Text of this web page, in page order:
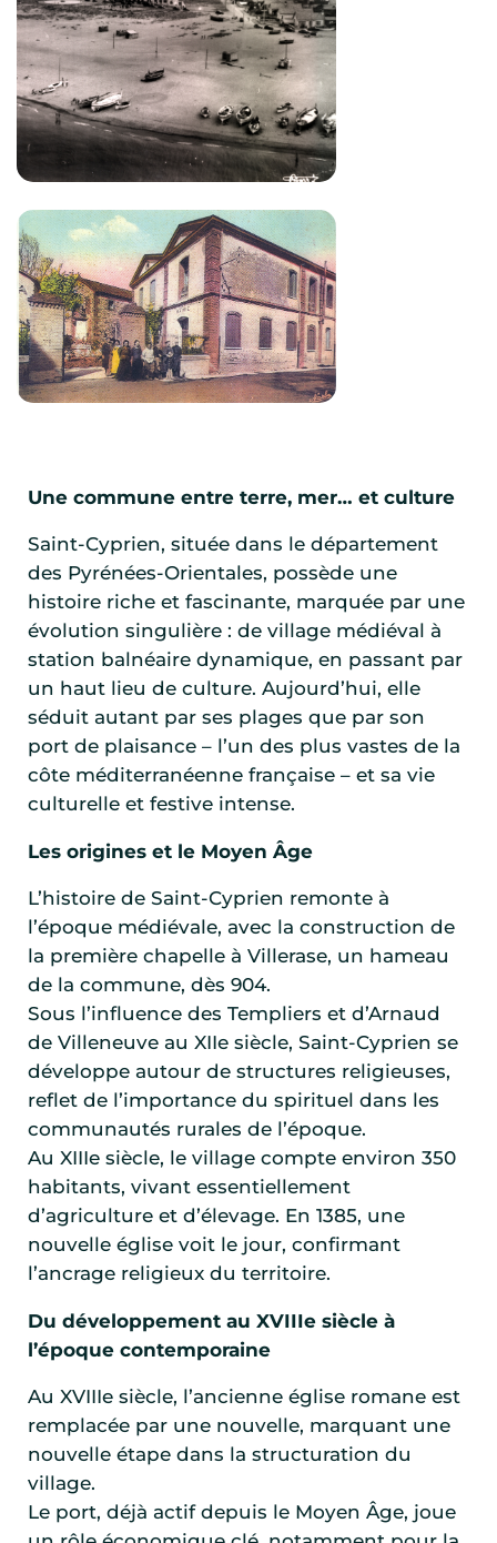
Une commune entre terre, mer… et culture
Saint-Cyprien, située dans le département
des Pyrénées-Orientales, possède une
histoire riche et fascinante, marquée par une
évolution singulière : de village médiéval à
station balnéaire dynamique, en passant par
un haut lieu de culture. Aujourd’hui, elle
séduit autant par ses plages que par son
port de plaisance – l’un des plus vastes de la
côte méditerranéenne française – et sa vie
culturelle et festive intense.
Les origines et le Moyen Âge
L’histoire de Saint-Cyprien remonte à
l’époque médiévale, avec la construction de
la première chapelle à Villerase, un hameau
de la commune, dès 904.
Sous l’influence des Templiers et d’Arnaud
de Villeneuve au XIIe siècle, Saint-Cyprien se
développe autour de structures religieuses,
reflet de l’importance du spirituel dans les
communautés rurales de l’époque.
Au XIIIe siècle, le village compte environ 350
habitants, vivant essentiellement
d’agriculture et d’élevage. En 1385, une
nouvelle église voit le jour, confirmant
l’ancrage religieux du territoire.
Du développement au XVIIIe siècle à
l’époque contemporaine
Au XVIIIe siècle, l’ancienne église romane est
remplacée par une nouvelle, marquant une
nouvelle étape dans la structuration du
village.
Le port, déjà actif depuis le Moyen Âge, joue